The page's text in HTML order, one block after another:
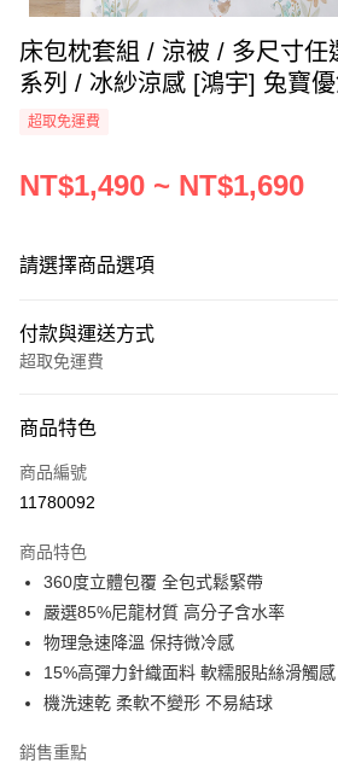
床包枕套組 / 涼被 / 多尺寸任
系列 / 冰紗涼感 [鴻宇] 兔寶
超取免運費
NT$1,490 ~ NT$1,690
請選擇商品選項
付款與運送方式
超取免運費
信用卡一次付款
超商取貨付款
Apple Pay
悠遊付
Google Pay
AFTEE先享後付
相關說明
商品特色
商品編號
11780092
商品特色
360度立體包覆 全包式鬆緊帶
嚴選85%尼龍材質 高分子含水率
物理急速降溫 保持微冷感
15%高彈力針織面料 軟糯服貼絲滑觸感
機洗速乾 柔軟不變形 不易結球
銷售重點